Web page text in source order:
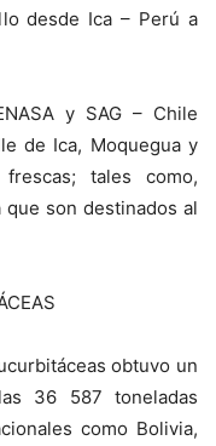
desde Ica – Perú a
y SAG – Chile
de Ica, Moquegua y
tales como,
que son destinados al
obtuvo un
36 587 toneladas
como Bolivia,